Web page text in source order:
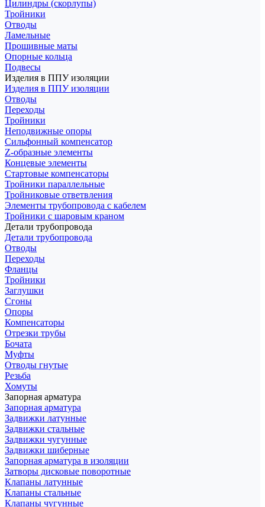
Цилиндры (скорлупы)
Тройники
Отводы
Ламельные
Прошивные маты
Опорные кольца
Подвесы
Изделия в ППУ изоляции
Изделия в ППУ изоляции
Отводы
Переходы
Тройники
Неподвижные опоры
Cильфонный компенсатор
Z-образные элементы
Концевые элементы
Стартовые компенсаторы
Тройники параллельные
Тройниковые ответвления
Элементы трубопровода с кабелем
Тройники с шаровым краном
Детали трубопровода
Детали трубопровода
Отводы
Переходы
Фланцы
Тройники
Заглушки
Сгоны
Опоры
Компенсаторы
Отрезки трубы
Бочата
Муфты
Отводы гнутые
Резьба
Хомуты
Запорная арматура
Запорная арматура
Задвижки латунные
Задвижки стальные
Задвижки чугунные
Задвижки шиберные
Запорная арматура в изоляции
Затворы дисковые поворотные
Клапаны латунные
Клапаны стальные
Клапаны чугунные